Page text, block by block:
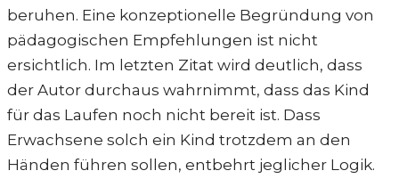
beruhen. Eine konzeptionelle Begründung von
pädagogischen Empfehlungen ist nicht
ersichtlich. Im letzten Zitat wird deutlich, dass
der Autor durchaus wahrnimmt, dass das Kind
für das Laufen noch nicht bereit ist. Dass
Erwachsene solch ein Kind trotzdem an den
Händen führen sollen, entbehrt jeglicher Logik.